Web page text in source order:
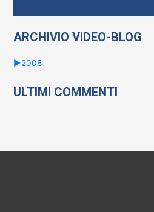
ARCHIVIO VIDEO-BLOG
►2008
ULTIMI COMMENTI